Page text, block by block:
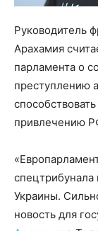
Руководитель
Арахамия
парламента о
преступлению
привлечению
спецтрибунала
Украины.
новость для